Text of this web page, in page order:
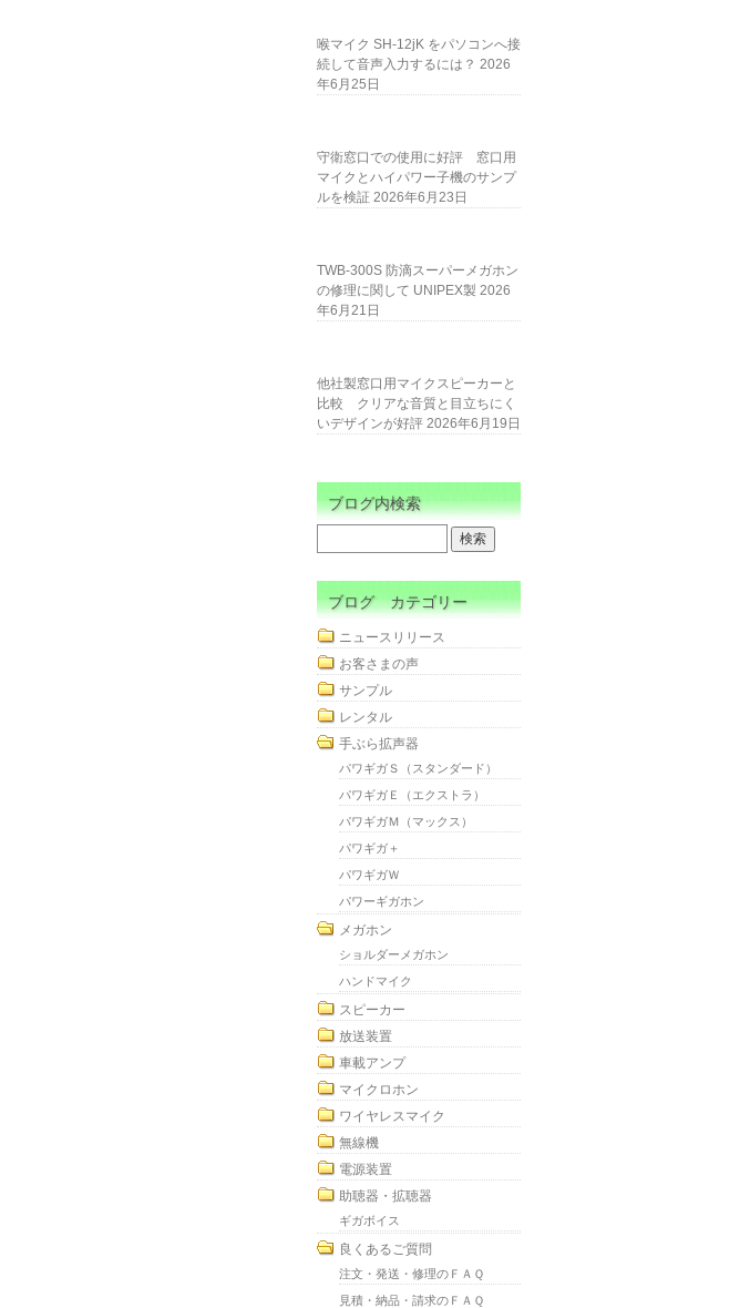
喉マイク SH-12jK をパソコンへ接
続して音声入力するには？ 2026
年6月25日
守衛窓口での使用に好評 窓口用
マイクとハイパワー子機のサンプ
ルを検証 2026年6月23日
TWB-300S 防滴スーパーメガホン
の修理に関して UNIPEX製 2026
年6月21日
他社製窓口用マイクスピーカーと
比較 クリアな音質と目立ちにく
いデザインが好評 2026年6月19日
ブログ内検索
ブログ カテゴリー
ニュースリリース
お客さまの声
サンプル
レンタル
手ぶら拡声器
パワギガＳ（スタンダード）
パワギガＥ（エクストラ）
パワギガＭ（マックス）
パワギガ＋
パワギガＷ
パワーギガホン
メガホン
ショルダーメガホン
ハンドマイク
スピーカー
放送装置
車載アンプ
マイクロホン
ワイヤレスマイク
無線機
電源装置
助聴器・拡聴器
ギガボイス
良くあるご質問
注文・発送・修理のＦＡＱ
見積・納品・請求のＦＡＱ